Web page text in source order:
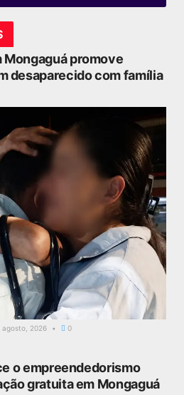
Mongaguá promove
desaparecido com família
agosto, 2026 0
o empreendedorismo
gratuita em Mongaguá